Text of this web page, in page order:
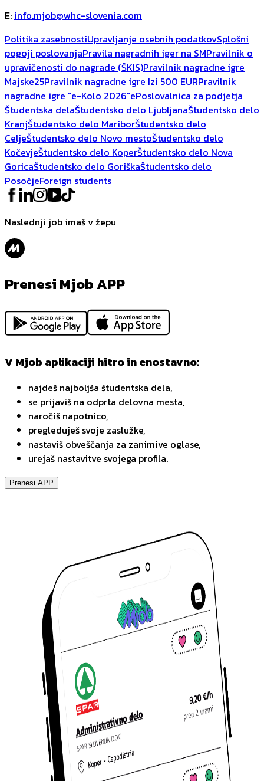
E: info.mjob@whc-slovenia.com
Politika zasebnostiUpravljanje osebnih podatkovSplošni
pogoji poslovanjaPravila nagradnih iger na SMPravilnik o
upravičenosti do nagrade (ŠKIS)Pravilnik nagradne igre
Majske25Pravilnik nagradne igre Izi 500 EURPravilnik
nagradne igre "e-Kolo 2026"ePoslovalnica za podjetja
Študentska delaŠtudentsko delo LjubljanaŠtudentsko delo
KranjŠtudentsko delo MariborŠtudentsko delo
CeljeŠtudentsko delo Novo mestoŠtudentsko delo
KočevjeŠtudentsko delo KoperŠtudentsko delo Nova
GoricaŠtudentsko delo GoriškaŠtudentsko delo
PosočjeForeign students
Naslednji job imaš v žepu
Prenesi Mjob APP
V Mjob aplikaciji hitro in enostavno:
najdeš najboljša študentska dela,
se prijaviš na odprta delovna mesta,
naročiš napotnico,
pregleduješ svoje zaslužke,
nastaviš obveščanja za zanimive oglase,
urejaš nastavitve svojega profila.
Prenesi APP